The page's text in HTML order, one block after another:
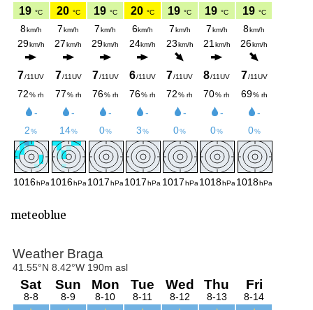
meteoblue